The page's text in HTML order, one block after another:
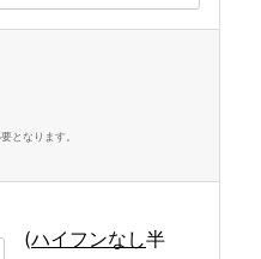
となります。
(ハイフンなし半